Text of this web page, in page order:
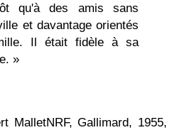
qu'à des amis sans
et davantage orientés
Il était fidèle à sa
»
MalletNRF, Gallimard, 1955,